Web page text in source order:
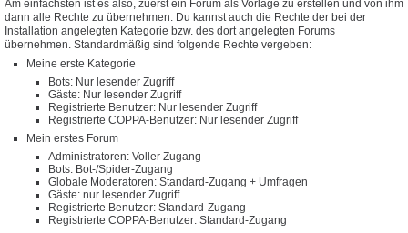
Am einfachsten ist es also, zuerst ein Forum als Vorlage zu erstellen und von ihm
dann alle Rechte zu übernehmen. Du kannst auch die Rechte der bei der
Installation angelegten Kategorie bzw. des dort angelegten Forums
übernehmen. Standardmäßig sind folgende Rechte vergeben:
Meine erste Kategorie
Bots: Nur lesender Zugriff
Gäste: Nur lesender Zugriff
Registrierte Benutzer: Nur lesender Zugriff
Registrierte COPPA-Benutzer: Nur lesender Zugriff
Mein erstes Forum
Administratoren: Voller Zugang
Bots: Bot-/Spider-Zugang
Globale Moderatoren: Standard-Zugang + Umfragen
Gäste: nur lesender Zugriff
Registrierte Benutzer: Standard-Zugang
Registrierte COPPA-Benutzer: Standard-Zugang